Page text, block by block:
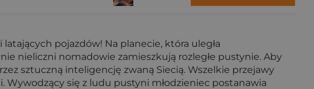
pojazdów! Na planecie, która uległa
nieliczni nomadowie zamieszkują rozległe pustynie. Aby
sztuczną inteligencję zwaną Siecią. Wszelkie przejawy
się z ludu pustyni młodzieniec postanawia